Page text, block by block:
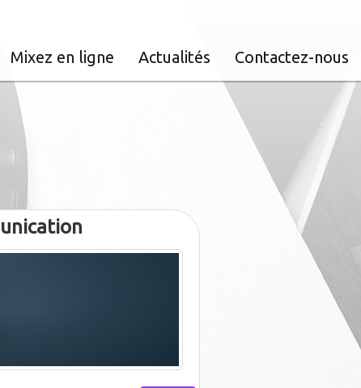
Mixez en ligne Actualités Contactez-nous